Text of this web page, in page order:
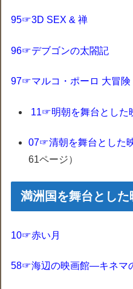
95☞3D SEX & 禅
96☞デブゴンの太閤記
97☞マルコ・ポーロ 大冒険
11☞明朝を舞台とした
07☞清朝を舞台とした
61ページ）
満洲国を舞台とした
10☞赤い月
58☞海辺の映画館―キネマ